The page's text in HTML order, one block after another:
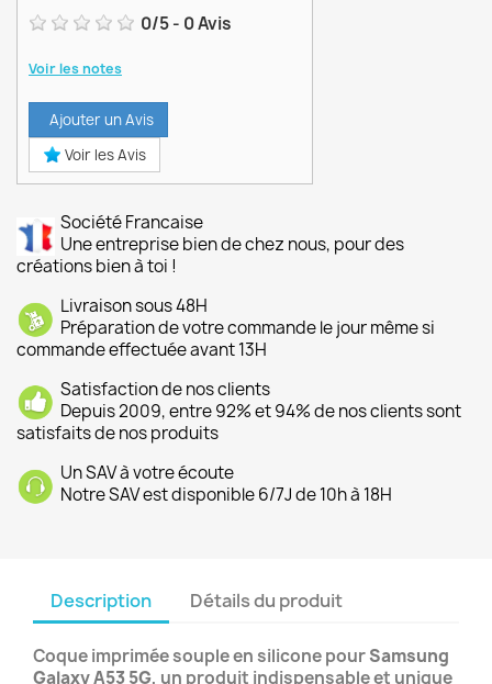
0/5- 0Avis
Voir les notes
Ajouter un Avis
Voir les Avis
Société Francaise
Une entreprise bien de chez nous, pour des
créations bien à toi !
Livraison sous 48H
Préparation de votre commande le jour même si
commande effectuée avant 13H
Satisfaction de nos clients
Depuis 2009, entre 92% et 94% de nos clients sont
satisfaits de nos produits
Un SAV à votre écoute
Notre SAV est disponible 6/7J de 10h à 18H
Description Détails du produit
Coque imprimée souple en silicone pourSamsung
Galaxy A53 5G, un produit indispensable et unique